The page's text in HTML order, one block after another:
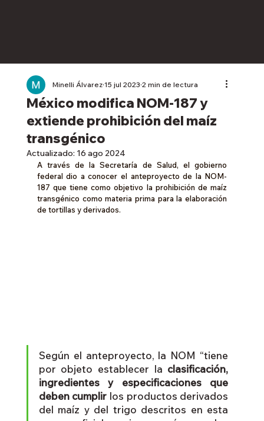
México modifica NOM-187 y
extiende prohibición del maíz
transgénico
Minelli Álvarez 15 jul 2023 2 min de lectura
Actualizado: 16 ago 2024
A través de la Secretaría de Salud, el gobierno
federal dio a conocer el anteproyecto de la NOM-
187 que tiene como objetivo la prohibición de maíz
transgénico como materia prima para la elaboración
de tortillas y derivados.
Según el anteproyecto, la NOM “tiene
por objeto establecer la clasificación,
ingredientes y especificaciones que
deben cumplir los productos derivados
del maíz y del trigo descritos en esta